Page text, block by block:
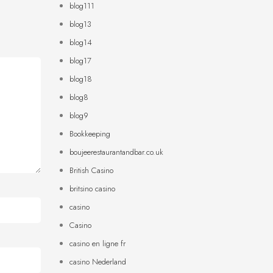
blog111
blog13
blog14
blog17
blog18
blog8
blog9
Bookkeeping
boujeerestaurantandbar.co.uk
British Casino
britsino casino
casino
Casino
casino en ligne fr
casino Nederland